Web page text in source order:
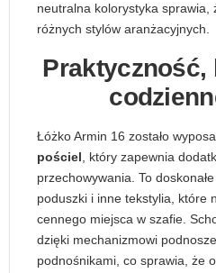
neutralna kolorystyka sprawia,
różnych stylów aranżacyjnych.
Praktyczność,
Łóżko Armin 16 zostało
pościel , który zapewnia
przechowywania. To
poduszki i inne tekstylia, które
cennego miejsca w szafie.
dzięki mechanizmowi
podnośnikami, co sprawia, że